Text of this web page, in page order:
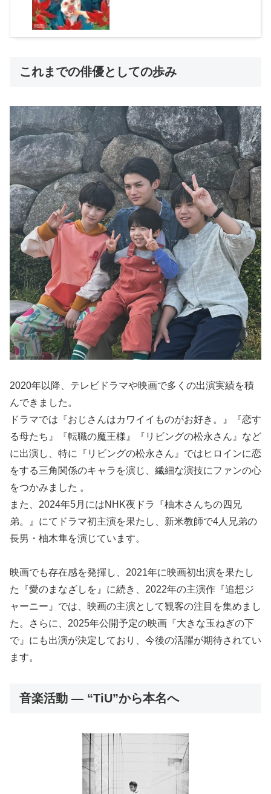
これまでの俳優としての歩み
2020年以降、テレビドラマや映画で多くの出演実績を積
んできました。
ドラマでは『おじさんはカワイイものがお好き。』『恋す
る母たち』『転職の魔王様』『リビングの松永さん』など
に出演し、特に『リビングの松永さん』ではヒロインに恋
をする三角関係のキャラを演じ、繊細な演技にファンの心
をつかみました 。
また、2024年5月にはNHK夜ドラ『柚木さんちの四兄
弟。』にてドラマ初主演を果たし、新米教師で4人兄弟の
長男・柚木隼を演じています。
映画でも存在感を発揮し、2021年に映画初出演を果たし
た『愛のまなざしを』に続き、2022年の主演作『追想ジ
ャーニー』では、映画の主演として観客の注目を集めまし
た。さらに、2025年公開予定の映画『大きな玉ねぎの下
で』にも出演が決定しており、今後の活躍が期待されてい
ます。
音楽活動 — “TiU”から本名へ